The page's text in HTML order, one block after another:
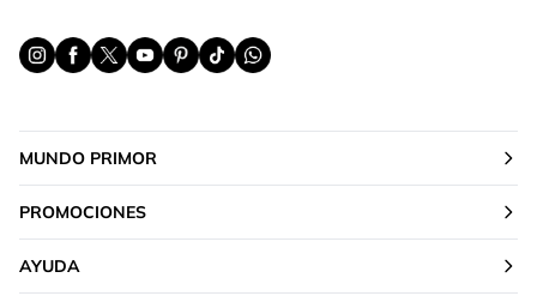
MUNDO PRIMOR
PROMOCIONES
AYUDA